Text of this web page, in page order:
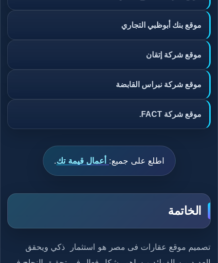
موقع بنك أبوظبي التجاري
موقع شركة إتقان
موقع شركة نبراس القابضة
موقع شركة FACT.
اطلع على جميع: أعمال قيمة تك.
الخاتمة
تصميم موقع عقارات فى مصر هو استثمار ذكي ويحقق